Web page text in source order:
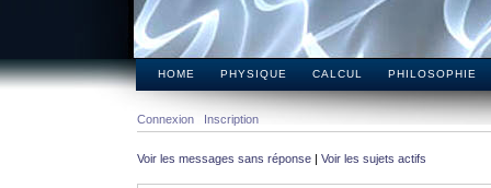
HOME PHYSIQUE CALCUL PHILOSOPHIE
Connexion Inscription
Voir les messages sans réponse | Voir les sujets actifs